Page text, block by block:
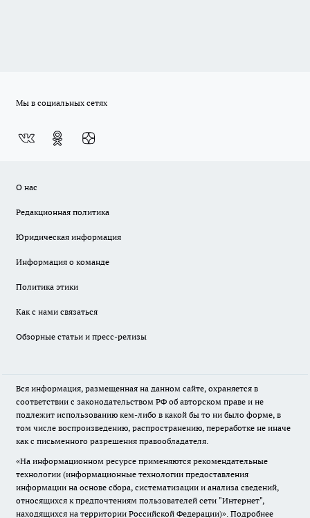
Мы в социальных сетях
О нас
Редакционная политика
Юридическая информация
Информация о команде
Политика этики
Как с нами связаться
Обзорные статьи и пресс-релизы
Вся информация, размещенная на данном сайте, охраняется в
соответствии с законодательством РФ об авторском праве и не
подлежит использованию кем-либо в какой бы то ни было форме, в
том числе воспроизведению, распространению, переработке не иначе
как с письменного разрешения правообладателя.
«На информационном ресурсе применяются рекомендательные
технологии (информационные технологии предоставления
информации на основе сбора, систематизации и анализа сведений,
относящихся к предпочтениям пользователей сети "Интернет",
находящихся на территории Российской Федерации)». Подробнее